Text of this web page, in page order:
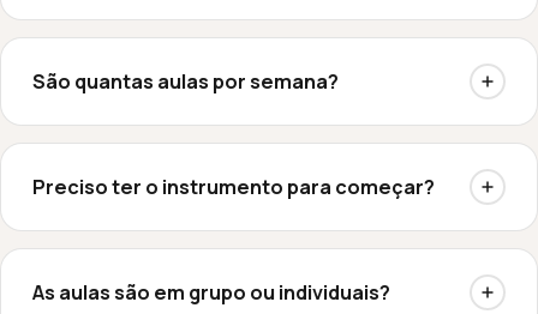
São quantas aulas por semana?
Preciso ter o instrumento para começar?
As aulas são em grupo ou individuais?